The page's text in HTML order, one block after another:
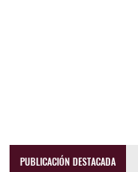
PUBLICACIÓN DESTACADA